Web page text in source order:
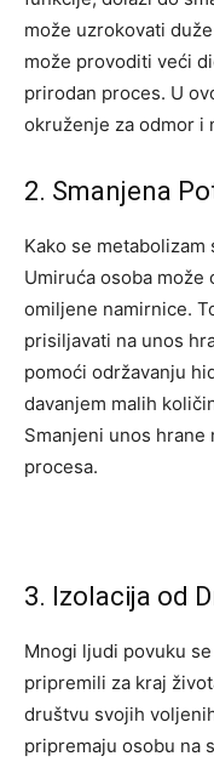
može uzrokovati
može provoditi veći
prirodan proces. U
okruženje za odmor i
2. Smanjena
Kako se
Umiruća osoba
omiljene namirnice.
prisiljavati na unos
pomoći održavanju
davanjem malih
Smanjeni unos
procesa.
3. Izolacija od
Mnogi ljudi povuku
pripremili za kraj
društvu svojih
pripremaju osobu na